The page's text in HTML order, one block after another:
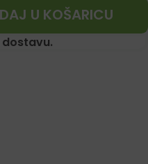
U KOŠARICU